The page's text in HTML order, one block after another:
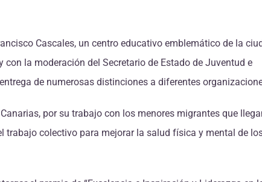
Cascales, un centro educativo emblemático de la
la moderación del Secretario de Estado de Juventud e
de numerosas distinciones a diferentes
por su trabajo con los menores migrantes que
trabajo colectivo para mejorar la salud física y mental de